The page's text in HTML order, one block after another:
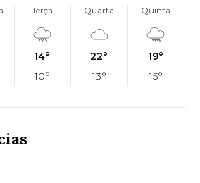
Terça
14°
10°
Quarta
22°
13°
Quinta
19°
15°